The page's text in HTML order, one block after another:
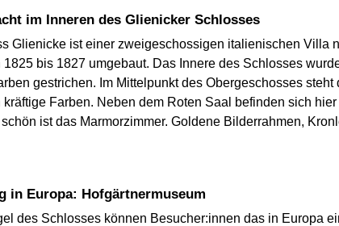
im Inneren des Glienicker Schlosses
Glienicke ist einer zweigeschossigen italienischen Villa
1825 bis 1827 umgebaut. Das Innere des Schlosses
gestrichen. Im Mittelpunkt des Obergeschosses
Farben. Neben dem Roten Saal befinden sich
ist das Marmorzimmer. Goldene Bilderrahmen,
in Europa: Hofgärtnermuseum
des Schlosses können Besucher:innen das in Europa